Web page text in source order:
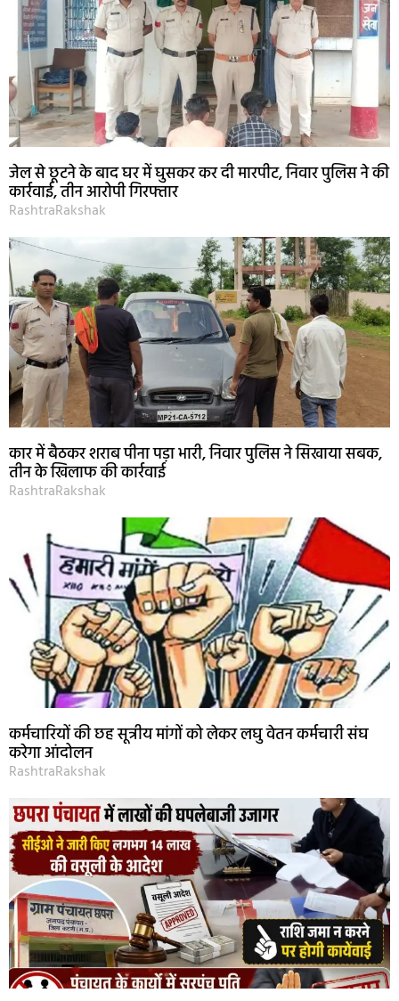
जेल से छूटने के बाद घर में घुसकर कर दी मारपीट, निवार पुलिस ने की
कार्रवाई, तीन आरोपी गिरफ्तार
RashtraRakshak
कार में बैठकर शराब पीना पड़ा भारी, निवार पुलिस ने सिखाया सबक,
तीन के खिलाफ की कार्रवाई
RashtraRakshak
कर्मचारियों की छह सूत्रीय मांगों को लेकर लघु वेतन कर्मचारी संघ
करेगा आंदोलन
RashtraRakshak